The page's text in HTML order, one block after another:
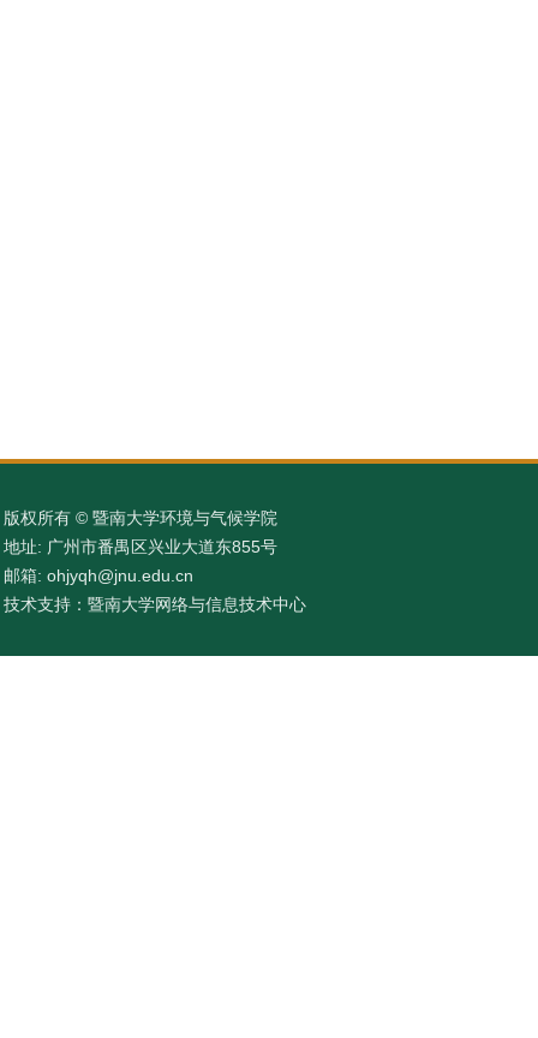
版权所有 © 暨南大学环境与气候学院
地址: 广州市番禺区兴业大道东855号
邮箱: ohjyqh@jnu.edu.cn
技术支持：暨南大学网络与信息技术中心